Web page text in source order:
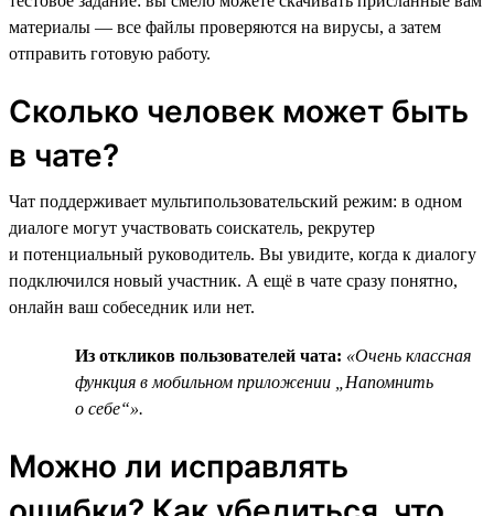
материалы — все файлы проверяются на вирусы, а затем
отправить готовую работу.
Сколько человек может быть
в чате?
Чат поддерживает мультипользовательский режим: в одном
диалоге могут участвовать соискатель, рекрутер
и потенциальный руководитель. Вы увидите, когда к диалогу
подключился новый участник. А ещё в чате сразу понятно,
онлайн ваш собеседник или нет.
Из откликов пользователей чата: «Очень классная
функция в мобильном приложении „Напомнить
о себе“».
Можно ли исправлять